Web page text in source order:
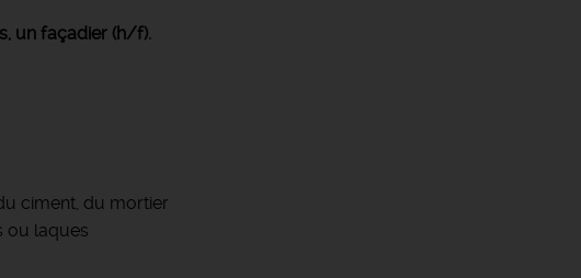
un façadier (h/f).
ciment, du mortier
ou laques